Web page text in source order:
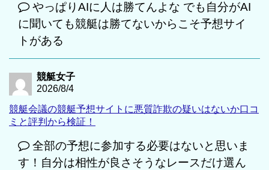
やっぱりAIに人は勝てんよな でも自分がAI
に聞いても競艇は勝てないからこそ予想サイ
トがある
競艇女子
2026/8/4
競艇会議の競艇予想サイトに悪質詐欺の疑いはないか口コ
ミと評判から検証！
全部の予想に参加する必要はないと思いま
す！自分は相性が良さそうなレースだけ選ん